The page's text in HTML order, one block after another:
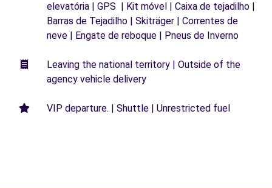
elevatória | GPS | Kit móvel | Caixa de tejadilho |
Barras de Tejadilho | Skiträger | Correntes de
neve | Engate de reboque | Pneus de Inverno
Leaving the national territory | Outside of the
agency vehicle delivery
VIP departure. | Shuttle | Unrestricted fuel